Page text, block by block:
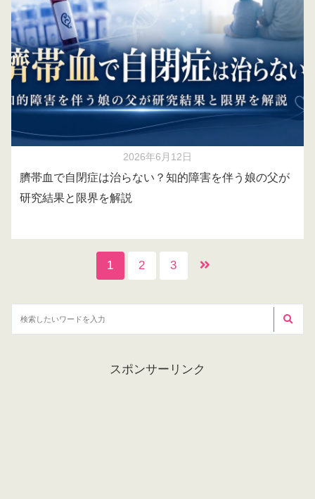
2026年6月12日
臍帯血で自閉症は治らない？知的障害を伴う娘の父が
研究結果と限界を解説
1 2 3
スポンサーリンク